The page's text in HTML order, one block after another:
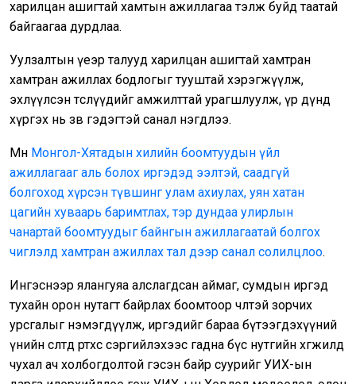
харилцан ашигтай хамтын ажиллагаа тэлж буйд таатай
байгаагаа дурдлаа.
Уулзалтын үеэр талууд харилцан ашигтай хамтран
хамтран ажиллах бодлогыг тууштай хэрэгжүүлж,
эхлүүлсэн төслүүдийг амжилттай урагшлуулж, үр дүнд
хүргэх нь зөв гэдэгтэй санал нэгдлээ.
Мөн Монгол-Хятадын хилийн боомтуудын үйл
ажиллагааг аль болох иргэдэд ээлтэй, саадгүй
болгоход хүрсэн түвшинг улам ахиулах, уян хатан
цагийн хуваарь баримтлах, тэр дундаа улирлын
чанартай боомтуудыг байнгын ажиллагаатай болгох
чиглэлд хамтран ажиллах тал дээр санал солилцлоо.
Ингэснээр ялангуяа алслагдсан аймаг, сумдын иргэд
тухайн орон нутагт байрлах боомтоор чөлөөтэй зорчих
урсгалыг нэмэгдүүлж, иргэдийг бараа бүтээгдэхүүний
үнийн өсөлтөд өртөхөөс сэргийлэхээс гадна бүс нутгийн хөгжилд
чухал ач холбогдолтой гэсэн байр суурийг УИХ-ын